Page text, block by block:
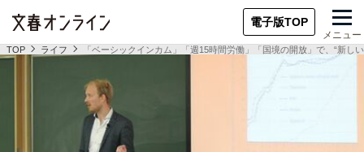
電子版TOP
メニュー
TOP ライフ 「ベーシックインカム」「週15時間労働」「国境の開放」で、“新し